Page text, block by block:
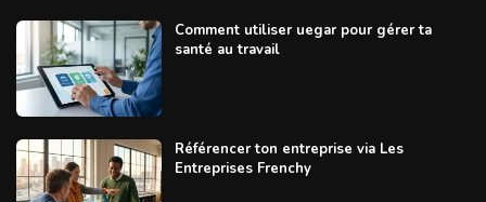
Comment utiliser uegar pour gérer ta
santé au travail
Référencer ton entreprise via Les
Entreprises Frenchy